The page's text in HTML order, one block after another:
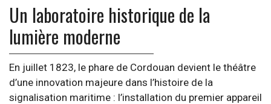
Un laboratoire historique de la
lumière moderne
En juillet 1823, le phare de Cordouan devient le théâtre
d’une innovation majeure dans l’histoire de la
signalisation maritime : l’installation du premier appareil